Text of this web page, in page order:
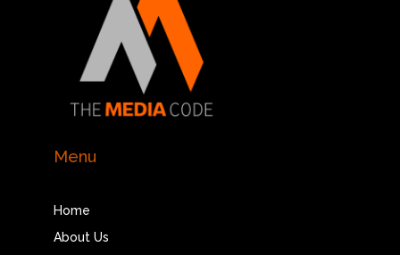
Menu
Home
About Us